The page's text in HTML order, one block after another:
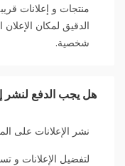
منتجات و إعلانات
الدقيق لمكان
شخصية.
هل يجب الدفع لنشر
نشر الإعلانات على
لتفضيل الإعلانات و